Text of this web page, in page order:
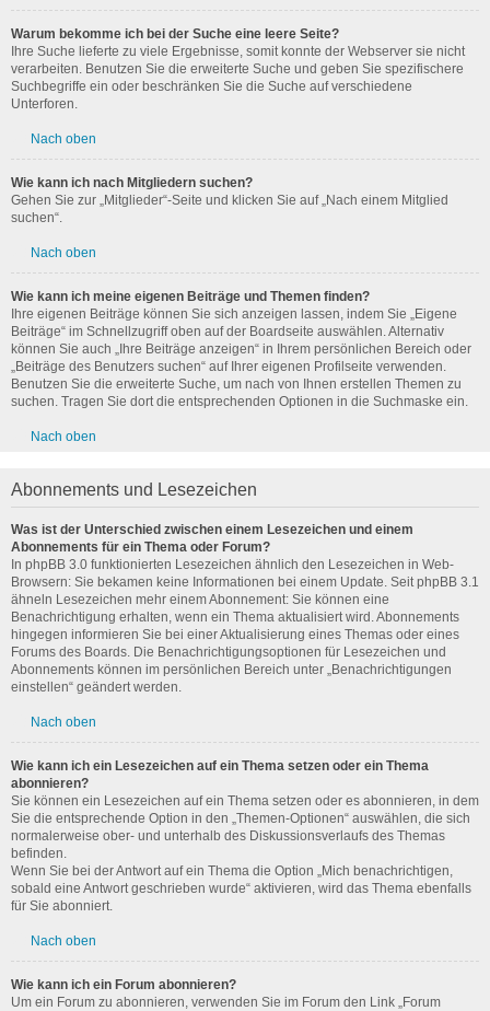
Warum bekomme ich bei der Suche eine leere Seite?
Ihre Suche lieferte zu viele Ergebnisse, somit konnte der Webserver sie nicht
verarbeiten. Benutzen Sie die erweiterte Suche und geben Sie spezifischere
Suchbegriffe ein oder beschränken Sie die Suche auf verschiedene
Unterforen.
Nach oben
Wie kann ich nach Mitgliedern suchen?
Gehen Sie zur „Mitglieder“-Seite und klicken Sie auf „Nach einem Mitglied
suchen“.
Nach oben
Wie kann ich meine eigenen Beiträge und Themen finden?
Ihre eigenen Beiträge können Sie sich anzeigen lassen, indem Sie „Eigene
Beiträge“ im Schnellzugriff oben auf der Boardseite auswählen. Alternativ
können Sie auch „Ihre Beiträge anzeigen“ in Ihrem persönlichen Bereich oder
„Beiträge des Benutzers suchen“ auf Ihrer eigenen Profilseite verwenden.
Benutzen Sie die erweiterte Suche, um nach von Ihnen erstellen Themen zu
suchen. Tragen Sie dort die entsprechenden Optionen in die Suchmaske ein.
Nach oben
Abonnements und Lesezeichen
Was ist der Unterschied zwischen einem Lesezeichen und einem
Abonnements für ein Thema oder Forum?
In phpBB 3.0 funktionierten Lesezeichen ähnlich den Lesezeichen in Web-
Browsern: Sie bekamen keine Informationen bei einem Update. Seit phpBB 3.1
ähneln Lesezeichen mehr einem Abonnement: Sie können eine
Benachrichtigung erhalten, wenn ein Thema aktualisiert wird. Abonnements
hingegen informieren Sie bei einer Aktualisierung eines Themas oder eines
Forums des Boards. Die Benachrichtigungsoptionen für Lesezeichen und
Abonnements können im persönlichen Bereich unter „Benachrichtigungen
einstellen“ geändert werden.
Nach oben
Wie kann ich ein Lesezeichen auf ein Thema setzen oder ein Thema
abonnieren?
Sie können ein Lesezeichen auf ein Thema setzen oder es abonnieren, in dem
Sie die entsprechende Option in den „Themen-Optionen“ auswählen, die sich
normalerweise ober- und unterhalb des Diskussionsverlaufs des Themas
befinden.
Wenn Sie bei der Antwort auf ein Thema die Option „Mich benachrichtigen,
sobald eine Antwort geschrieben wurde“ aktivieren, wird das Thema ebenfalls
für Sie abonniert.
Nach oben
Wie kann ich ein Forum abonnieren?
Um ein Forum zu abonnieren, verwenden Sie im Forum den Link „Forum